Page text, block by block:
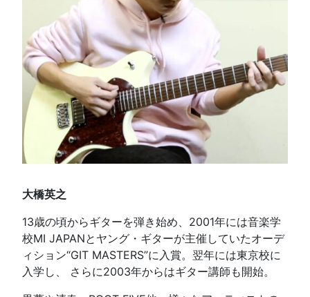
大橋英之
13歳の頃からギターを弾き始め、2001年には音楽学
校MI JAPANとヤング・ギターが主催していたオーデ
ィション“GIT MASTERS”に入賞。翌年には東京校に
入学し、 さらに2003年からはギター講師も開始。